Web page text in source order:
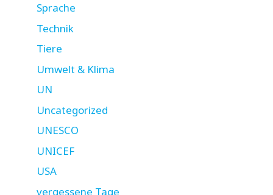
Sprache
Technik
Tiere
Umwelt & Klima
UN
Uncategorized
UNESCO
UNICEF
USA
vergessene Tage